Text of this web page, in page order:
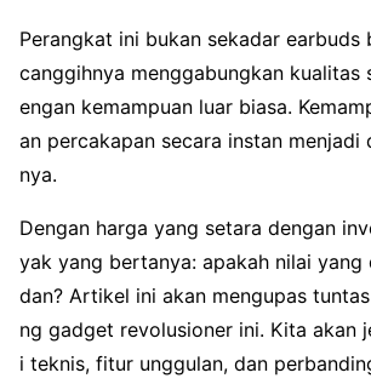
Perangkat ini bukan sekadar earbuds
canggihnya menggabungkan kualitas
engan kemampuan luar biasa.
an percakapan secara instan menjadi
nya.
Dengan harga yang setara dengan
yak yang bertanya: apakah nilai yang
dan? Artikel ini akan mengupas
ng gadget revolusioner ini. Kita akan
i teknis, fitur unggulan, dan